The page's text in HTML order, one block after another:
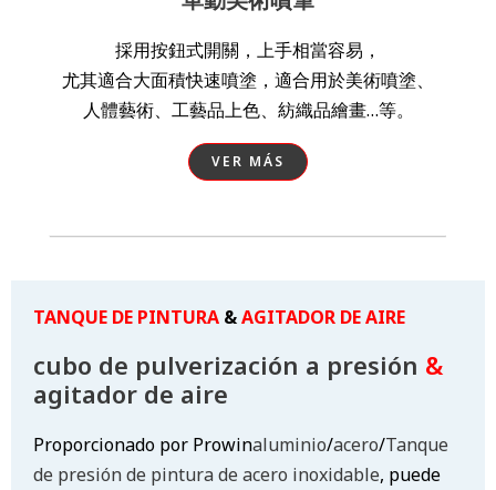
採用按鈕式開關，上手相當容易，
尤其適合大面積快速噴塗，適合用於美術噴塗、
人體藝術、工藝品上色、紡織品繪畫…等。
VER MÁS
TANQUE DE PINTURA &AGITADOR DE AIRE
cubo de pulverización a presión &
agitador de aire
Proporcionado por Prowinaluminio/acero/Tanque
de presión de pintura de acero inoxidable, puede